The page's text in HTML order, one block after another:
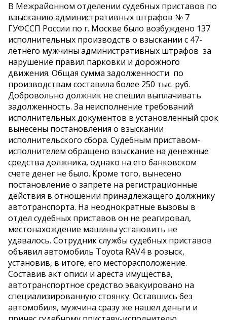
В Межрайонном отделении судебных приставов по
взысканию административных штрафов № 7
ГУФССП России по г. Москве было возбуждено 137
исполнительных производств о взыскании с 47-
летнего мужчины административных штрафов за
нарушение правил парковки и дорожного
движения. Общая сумма задолженности по
производствам составила более 250 тыс. руб.
Добровольно должник не спешил выплачивать
задолженность. За неисполнение требований
исполнительных документов в установленный срок
вынесены постановления о взыскании
исполнительского сбора. Судебным приставом-
исполнителем обращено взыскание на денежные
средства должника, однако на его банковском
счете денег не было. Кроме того, вынесено
постановление о запрете на регистрационные
действия в отношении принадлежащего должнику
автотранспорта. На неоднократные вызовы в
отдел судебных приставов он не реагировал,
местонахождение машины установить не
удавалось. Сотрудник службы судебных приставов
объявил автомобиль Toyota RAV4 в розыск,
установив, в итоге, его месторасположение.
Составив акт описи и ареста имущества,
автотранспортное средство эвакуировано на
специализированную стоянку. Оставшись без
автомобиля, мужчина сразу же нашел деньги и